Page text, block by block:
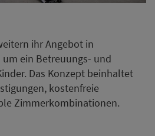
ihr Angebot in
ein Betreuungs- und
Das Konzept beinhaltet
kostenfreie
Zimmerkombinationen.